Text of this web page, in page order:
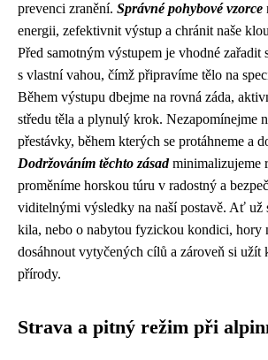
prevenci zranění. Správné pohybové vzorce
energii, zefektivnit výstup a chránit naše
Před samotným výstupem je vhodné zařadit
s vlastní vahou, čímž připravíme tělo na
Během výstupu dbejme na rovná záda,
středu těla a plynulý krok. Nezapomínejme
přestávky, během kterých se protáhneme a
Dodržováním těchto zásadminimalizujeme
proměníme horskou túru v radostný a
viditelnými výsledky na naší postavě. Ať už
kila, nebo o nabytou fyzickou kondici, hory
dosáhnout vytyčených cílů a zároveň si užít
přírody.
Strava a pitný režim při